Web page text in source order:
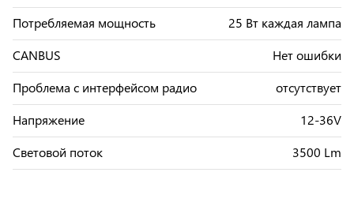
Потребляемая мощность
25 Вт каждая лампа
CANBUS
Нет ошибки
Проблема с интерфейсом радио
отсутствует
Напряжение
12-36V
Световой поток
3500 Lm